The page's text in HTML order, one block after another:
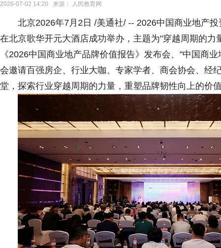
2026-07-02 14:20 来源： 人民教育网
北京2026年7月2日 /美通社/ -- 2026中国商业地产
在北京歌华开元大酒店成功举办，主题为"穿越周期的
《2026中国商业地产品牌价值报告》发布会、"中国商
会邀请百强房企、行业大咖、专家学者、商会协会、经
堂，探索行业穿越周期的力量，重塑品牌韧性向上的价